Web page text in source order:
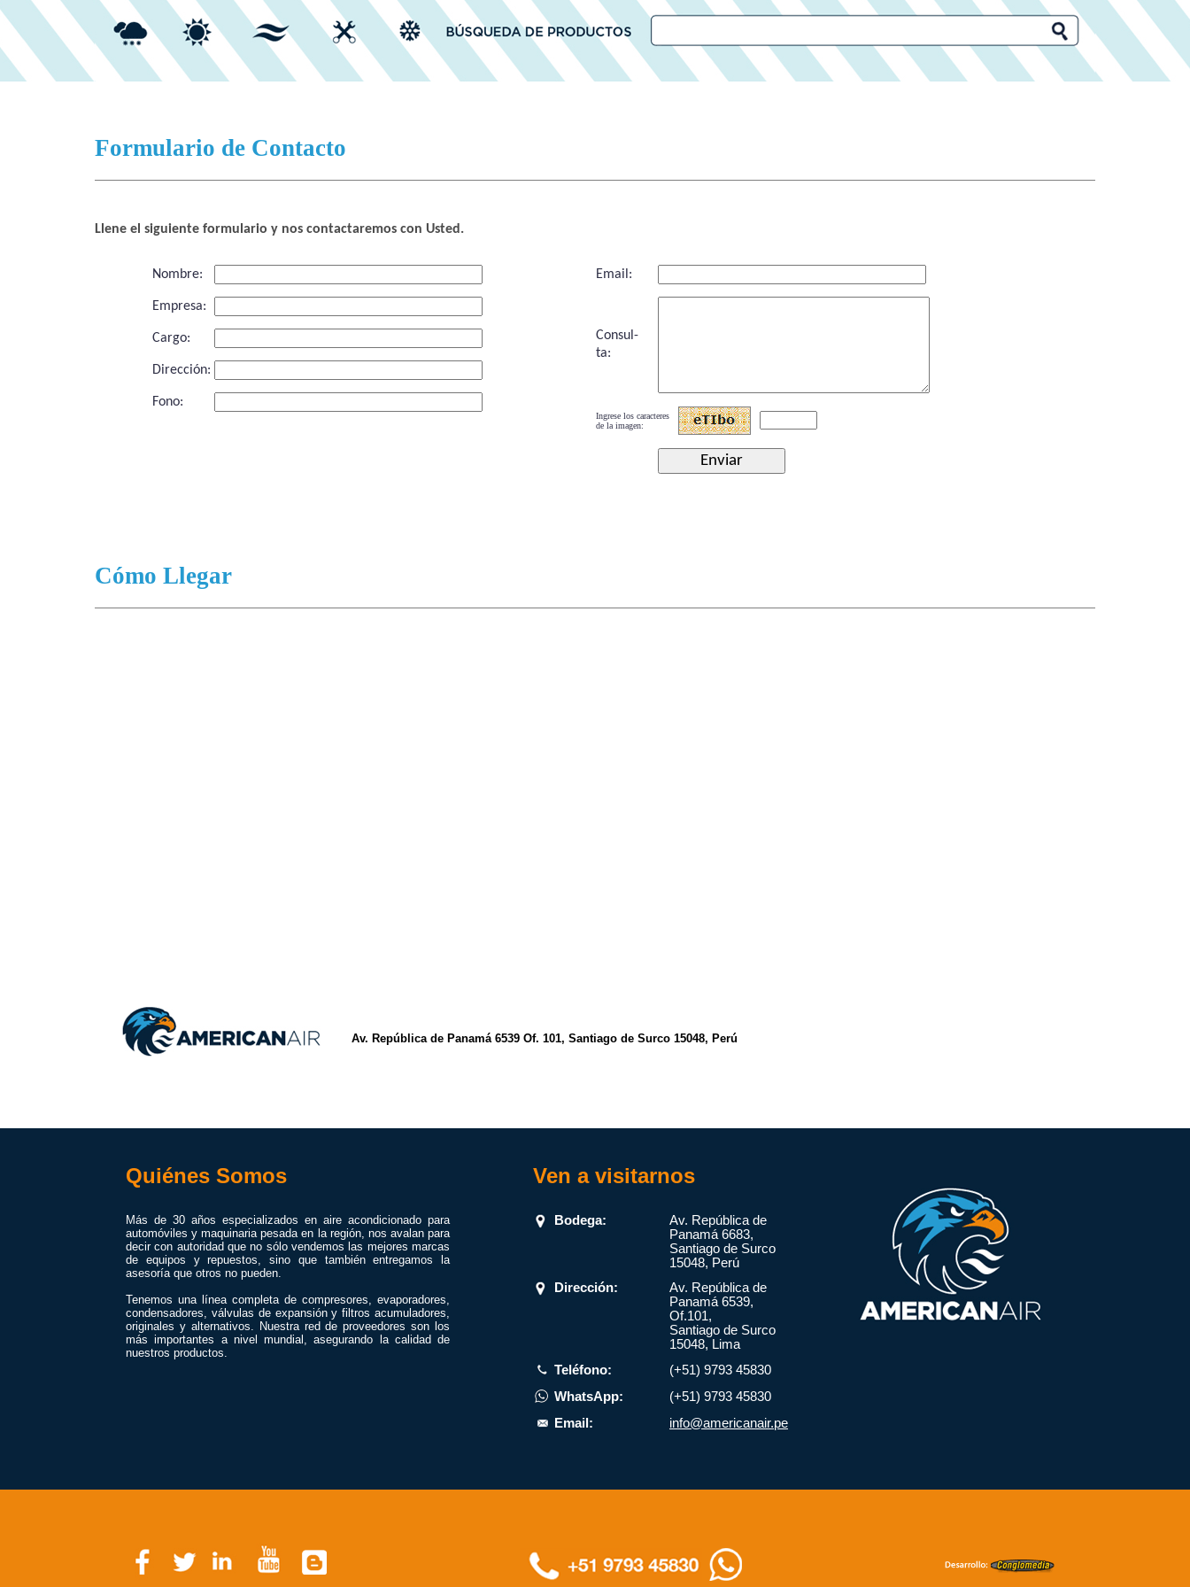
Formulario de Contacto
Llene el siguiente formulario y nos contactaremos con Usted.
Nombre:
Empresa:
Cargo:
Dirección:
Fono:
Email:
Consul-
ta:
Ingrese los caracteres
de la imagen:
Cómo Llegar
Av. República de Panamá 6539 Of. 101, Santiago de Surco 15048, Perú
Quiénes Somos
Más de 30 años especializados en aire acondicionado para
automóviles y maquinaria pesada en la región, nos avalan para
decir con autoridad que no sólo vendemos las mejores marcas
de equipos y repuestos, sino que también entregamos la
asesoría que otros no pueden.
Tenemos una línea completa de compresores, evaporadores,
condensadores, válvulas de expansión y filtros acumuladores,
originales y alternativos. Nuestra red de proveedores son los
más importantes a nivel mundial, asegurando la calidad de
nuestros productos.
Ven a visitarnos
Bodega:
Av. República de
Panamá 6683,
Santiago de Surco
15048, Perú
Dirección:
Av. República de
Panamá 6539,
Of.101,
Santiago de Surco
15048, Lima
Teléfono:
(+51) 9793 45830
WhatsApp:
(+51) 9793 45830
Email:
info@americanair.pe